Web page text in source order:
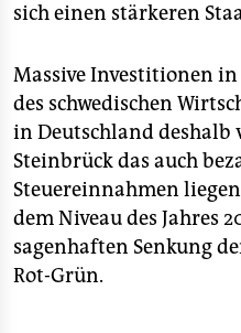
sich einen stärkeren
Massive Investitionen
des schwedischen
in Deutschland deshalb
Steinbrück das auch
Steuereinnahmen
dem Niveau des Jahres
sagenhaften Senkung
Rot-Grün.